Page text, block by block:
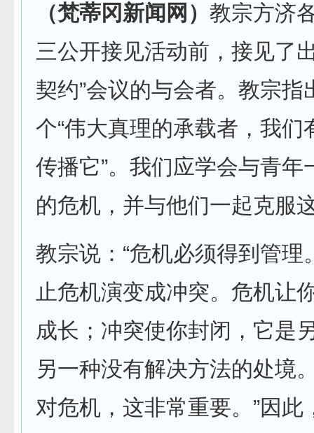
（梵蒂冈新闻网） 教宗方济
三公开接见活动前，接见了
契约”会议的与会者。教宗指
个“伟大真理的承载者，我们
传播它”。我们应学会与青年
的危机，并与他们一起克服
教宗说：“危机必须得到管理
止危机演变成冲突。危机让
成长；冲突使你封闭，它是
另一种没有解决方法的处境
对危机，这非常重要。”因此